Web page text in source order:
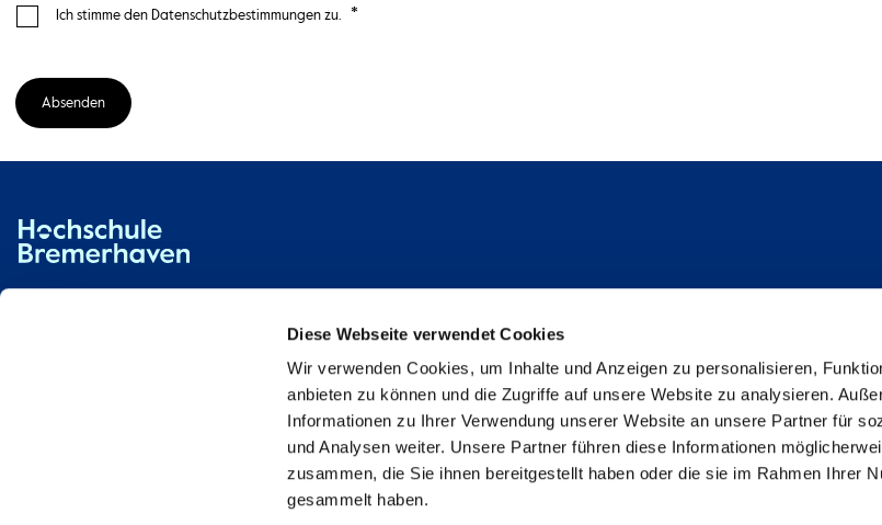
Diese Webseite verwendet Cookies
Wir verwenden Cookies, um Inhalte und Anzeigen zu personalisieren,
anbieten zu können und die Zugriffe auf unsere Website zu analysieren.
Informationen zu Ihrer Verwendung unserer Website an unsere Partner für
und Analysen weiter. Unsere Partner führen diese Informationen
zusammen, die Sie ihnen bereitgestellt haben oder die sie im Rahmen Ihrer
gesammelt haben.
Ich stimme den Datenschutzbestimmungen zu. *
Absenden
Studienpat:innen Instagram
TikTok
YouTube
Facebook
LinkedIn